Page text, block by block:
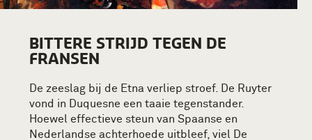
BITTERE STRIJD TEGEN DE
FRANSEN
De zeeslag bij de Etna verliep stroef. De Ruyter
vond in Duquesne een taaie tegenstander.
Hoewel effectieve steun van Spaanse en
Nederlandse achterhoede uitbleef, viel De